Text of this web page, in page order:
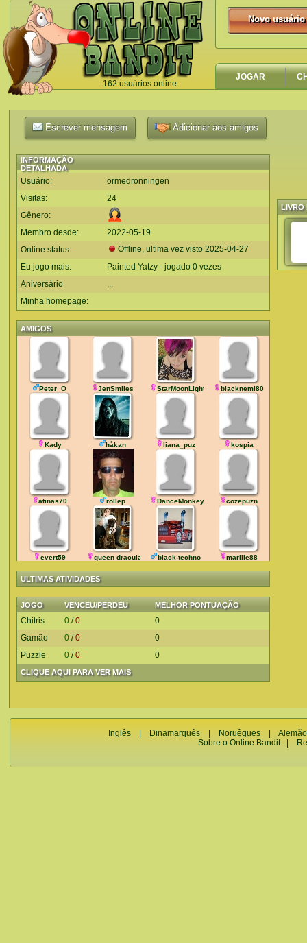
162 usuários online
`
Novo usuário
Novo usuário
JOGAR
Escrever mensagem Adicionar aos amigos
INFORMAÇÃO
DETALHADA
Usuário:
ormedronningen
Visitas:
24
Gênero:
Membro desde:
2022-05-19
Online status:
Offline, ultima vez visto 2025-04-27
Eu jogo mais:
Painted Yatzy - jogado 0 vezes
Aniversário
...
Minha homepage:
AMIGOS
Peter_O JenSmiles StarMoonLight blacknemi80
Kady håkan liana_puz kospia
atinas70 rollep DanceMonkey cozepuzn
evert59 queen dracula black-techno mariiie88
ULTIMAS ATIVIDADES
JOGO VENCEU/PERDEU MELHOR PONTUAÇÃO
CLIQUE AQUI PARA VER MAIS
Chitris 0 /0
0
Gamão
0 /0
0
Puzzle
0 /0 0
LIVRO
Inglês Dinamarquês Noruêgues
Alemão
Sobre o Online Bandit|